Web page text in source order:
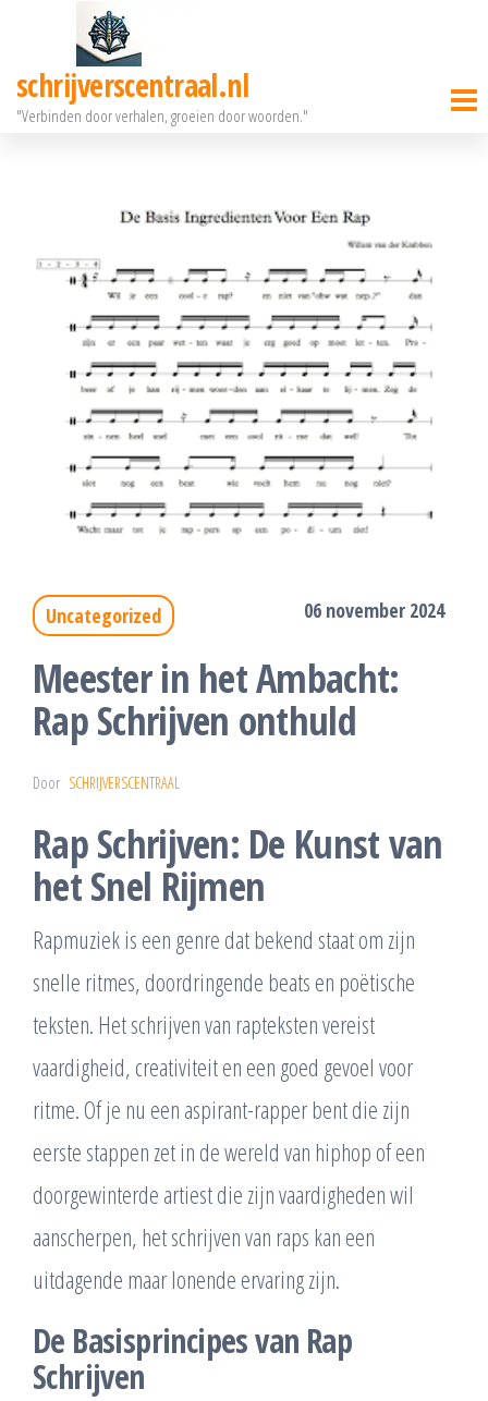
deschrijverscentraal.nl
"Verbinden door verhalen, groeien door woorden."
Uncategorized 06 november 2024
Meester in het Ambacht:
Rap Schrijven onthuld
Door SCHRIJVERSCENTRAAL
Rap Schrijven: De Kunst van
het Snel Rijmen
Rapmuziek is een genre dat bekend staat om zijn
snelle ritmes, doordringende beats en poëtische
teksten. Het schrijven van rapteksten vereist
vaardigheid, creativiteit en een goed gevoel voor
ritme. Of je nu een aspirant-rapper bent die zijn
eerste stappen zet in de wereld van hiphop of een
doorgewinterde artiest die zijn vaardigheden wil
aanscherpen, het schrijven van raps kan een
uitdagende maar lonende ervaring zijn.
De Basisprincipes van Rap
Schrijven